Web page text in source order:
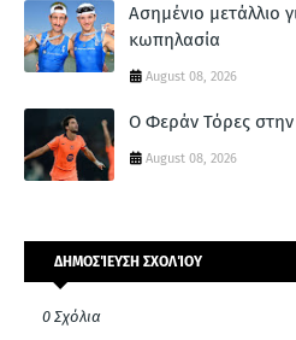
Ασημένιο μετάλλιο
κωπηλασία
August 08, 2026
Ο Φεράν Τόρες στην
August 08, 2026
ΔΗΜΟΣΊΕΥΣΗ ΣΧΟΛΊΟΥ
0 Σχόλια